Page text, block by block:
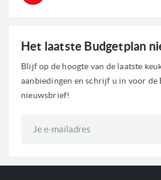
Het laatste Budgetplan
Blijf op de hoogte van de laatste
aanbiedingen en schrijf u in voor de
nieuwsbrief!